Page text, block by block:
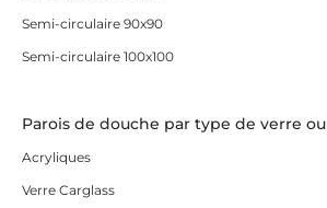
Semi-circulaire 90x90
Semi-circulaire 100x100
Parois de douche par type de verre
Acryliques
Verre Carglass